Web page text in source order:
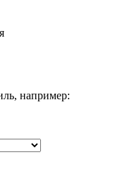
например: